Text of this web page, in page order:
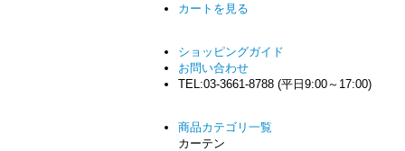
カート を見る
ショッピングガイド
お問い合わせ
TEL:03-3661-8788 (平日9:00～17:00)
商品カテゴリ一覧
カーテン